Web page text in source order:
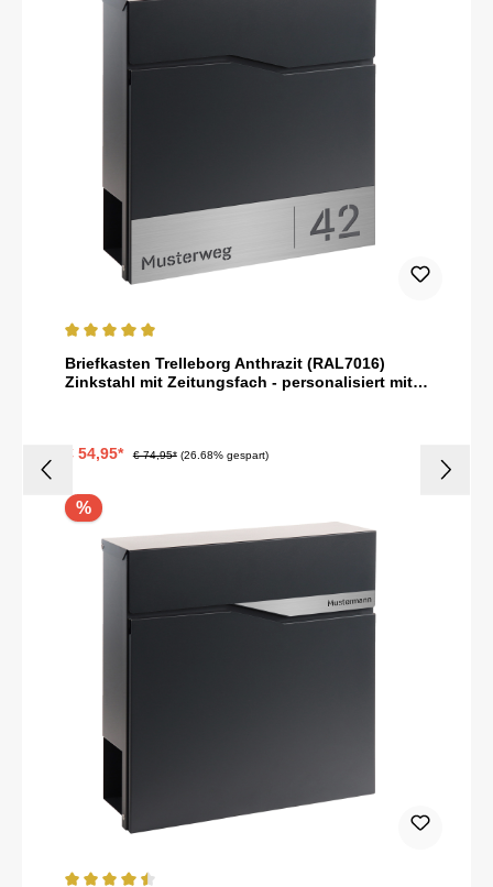
Durchschnittliche Bewertung von 5 von 5 Sternen
Briefkasten Trelleborg Anthrazit (RAL7016)
Zinkstahl mit Zeitungsfach - personalisiert mit
€ 54,95* € 74,95* (26.68% gespart)
%